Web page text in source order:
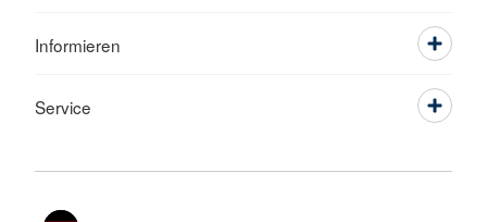
Informieren
Service
Sprache wechseln zu